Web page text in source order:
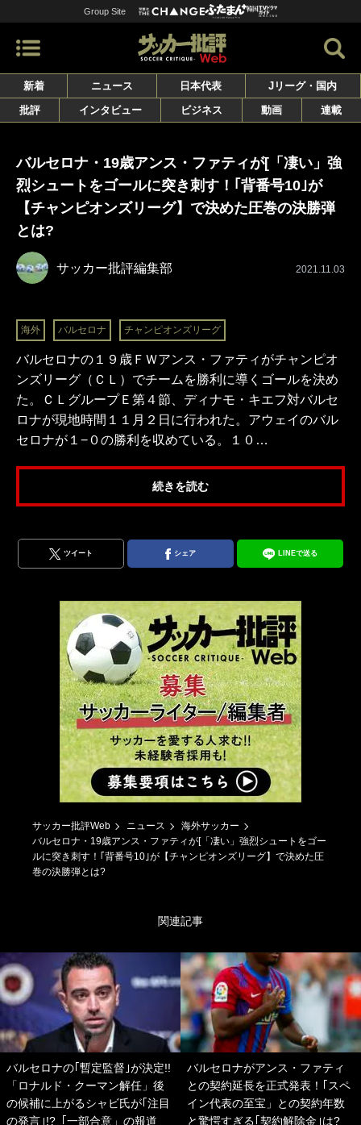
Group Site
新着 ニュース 日本代表
Jリーグ・国内
批評
インタビュー ビジネス 動画 連載
バルセロナ・19歳アンス・ファティが[「凄い」強
烈シュートをゴールに突き刺す！｢背番号10｣が
【チャンピオンズリーグ】で決めた圧巻の決勝弾
とは?
サッカー批評編集部 2021.11.03
海外 バルセロナ チャンピオンズリーグ
バルセロナの１９歳ＦＷアンス・ファティがチャンピオ
ンズリーグ（ＣＬ）でチームを勝利に導くゴールを決め
た。ＣＬグループＥ第４節、ディナモ・キエフ対バルセ
ロナが現地時間１１月２日に行われた。アウェイのバル
セロナが１−０の勝利を収めている。１０…
続きを読む
ツイート シェア LINEで送る
サッカー批評Web ニュース
海外サッカー
バルセロナ・19歳アンス・ファティが[「凄い」強烈シュートをゴー
ルに突き刺す！｢背番号10｣が【チャンピオンズリーグ】で決めた圧
巻の決勝弾とは?
関連記事
バルセロナの｢暫定監督｣が決定!!
「ロナルド・クーマン解任」後
の候補に上がるシャビ氏が｢注目
の発言｣!?「一部合意」の報道
バルセロナがアンス・ファティ
との契約延長を正式発表！｢スペ
イン代表の至宝」との契約年数
と驚愕すぎる｢契約解除金｣は?